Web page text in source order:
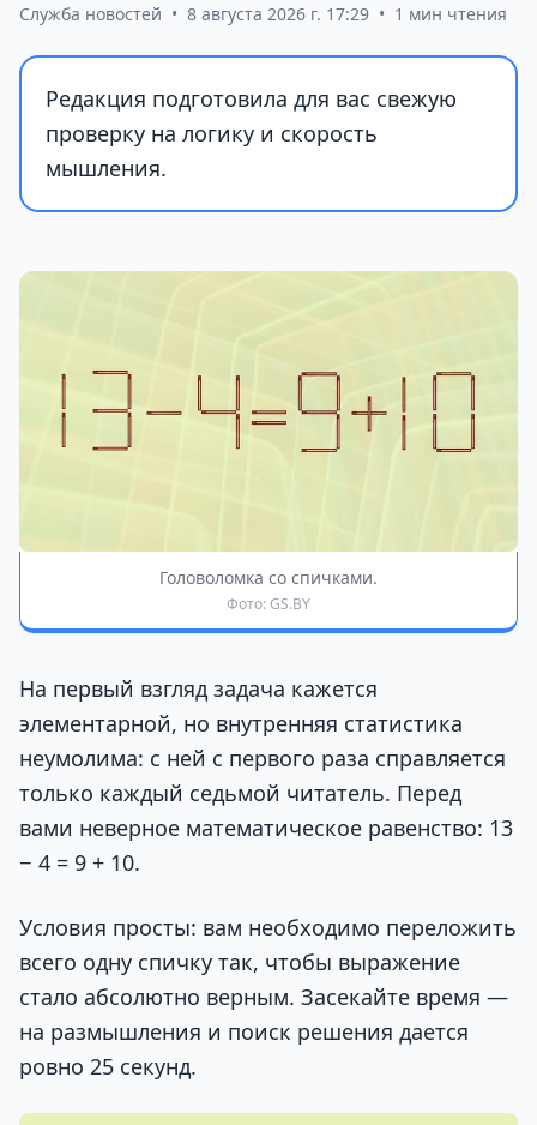
Служба новостей • 8 августа 2026 г. 17:29 • 1 мин чтения
Редакция подготовила для вас свежую
проверку на логику и скорость
мышления.
Головоломка со спичками.
Фото: GS.BY
На первый взгляд задача кажется
элементарной, но внутренняя статистика
неумолима: с ней с первого раза справляется
только каждый седьмой читатель. Перед
вами неверное математическое равенство: 13
− 4 = 9 + 10.
Условия просты: вам необходимо переложить
всего одну спичку так, чтобы выражение
стало абсолютно верным. Засекайте время —
на размышления и поиск решения дается
ровно 25 секунд.